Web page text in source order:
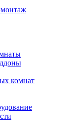
комнат